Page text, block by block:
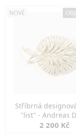
NOVÉ
Stříbrná
"list" - Andreas
2 200 Kč